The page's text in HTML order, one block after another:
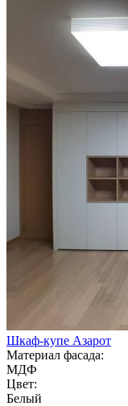
Шкаф-купе Азарот
Материал фасада:
МДФ
Цвет:
Белый